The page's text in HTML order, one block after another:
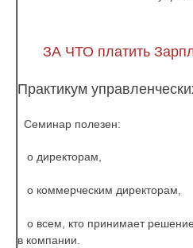
ЗА ЧТО платить
Практикум
Семинар полезен:
o директорам,
o коммерческим директорам,
o всем, кто принимает
в компании.